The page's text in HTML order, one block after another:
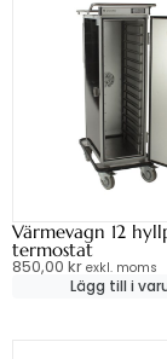
Värmevagn 12
termostat
850,00 kr exkl. moms
Lägg till i